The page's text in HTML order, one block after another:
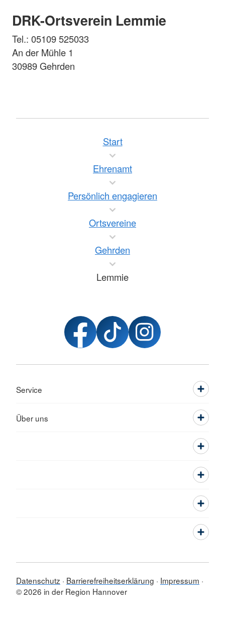
DRK-Ortsverein Lemmie
Tel.: 05109 525033
An der Mühle 1
30989 Gehrden
Start
Ehrenamt
Persönlich engagieren
Ortsvereine
Gehrden
Lemmie
Service
Über uns
Datenschutz Barrierefreiheitserklärung
Impressum
© 2026 in der Region Hannover